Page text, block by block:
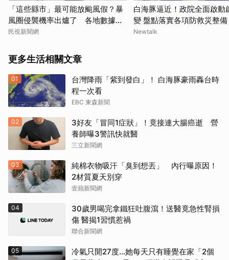
「這些縣市」最可能放颱風假？暴
風圈侵襲機率出爐了 各地數據一
次看
民視新聞網
白海豚逼近！政院全面啟動
變 盤點落實各項防救災整備
Newtalk
更多生活相關文章
01
台灣降雨「紫到發白」！ 白海豚豪雨轟台時
程一次看
EBC 東森新聞
02
3好友「冒同1症狀」！竟接連大腸癌逝 營
養師曝3警訊快就醫
三立新聞網
03
純棉衣物吸汗「臭到想丟」 內行曝原因！
2材質夏天別穿
壹蘋新聞網
04
30歲男喝完拿鐵狂吐腹瀉！送醫竟急性腎損
傷 醫揭1習慣惹禍
聯合新聞網
05
冷氣只開27度…她每天只有睡覺在家「2個